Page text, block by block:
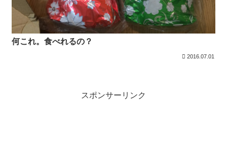
何これ。食べれるの？
2016.07.01
スポンサーリンク